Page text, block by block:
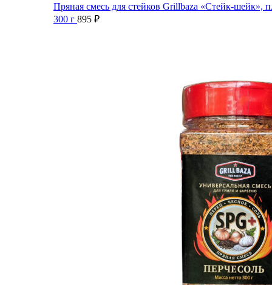
Пряная смесь для стейков Grillbaza «Стейк-шейк»,
300 г 895 ₽